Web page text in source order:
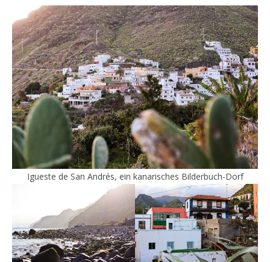
Igueste de San Andrés, ein kanarisches Bilderbuch-Dorf